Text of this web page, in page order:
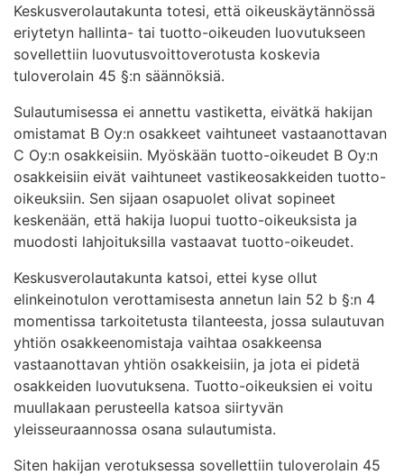
Keskusverolautakunta totesi, että oikeuskäytännössä
eriytetyn hallinta- tai tuotto-oikeuden luovutukseen
sovellettiin luovutusvoittoverotusta koskevia
tuloverolain 45 §:n säännöksiä.
Sulautumisessa ei annettu vastiketta, eivätkä hakijan
omistamat B Oy:n osakkeet vaihtuneet vastaanottavan
C Oy:n osakkeisiin. Myöskään tuotto-oikeudet B Oy:n
osakkeisiin eivät vaihtuneet vastikeosakkeiden tuotto-
oikeuksiin. Sen sijaan osapuolet olivat sopineet
keskenään, että hakija luopui tuotto-oikeuksista ja
muodosti lahjoituksilla vastaavat tuotto-oikeudet.
Keskusverolautakunta katsoi, ettei kyse ollut
elinkeinotulon verottamisesta annetun lain 52 b §:n 4
momentissa tarkoitetusta tilanteesta, jossa sulautuvan
yhtiön osakkeenomistaja vaihtaa osakkeensa
vastaanottavan yhtiön osakkeisiin, ja jota ei pidetä
osakkeiden luovutuksena. Tuotto-oikeuksien ei voitu
muullakaan perusteella katsoa siirtyvän
yleisseuraannossa osana sulautumista.
Siten hakijan verotuksessa sovellettiin tuloverolain 45